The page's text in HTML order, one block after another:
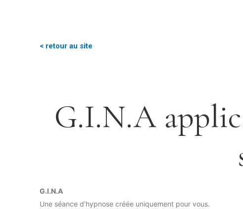
< retour au site
G.I.N.A
G.I.N.A
Une séance d’hypnose créée uniquement pour vous.